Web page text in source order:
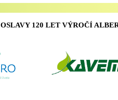
OSLAVY 120 LET VÝROČÍ